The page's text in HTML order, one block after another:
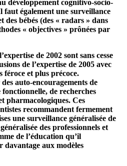
développement cognitivo-socio-
faut également une surveillance
des bébés (des « radars » dans
« objectives » prônées par
de 2002 sont sans cesse
de l’expertise de 2005 avec
féroce et plus précoce.
auto-encouragements de
de recherches
pharmacologiques. Ces
recommandent fermement
une surveillance généralisée de
des professionnels et
de l’éducation qu’il
aux modèles